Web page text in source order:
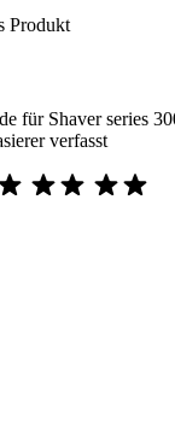
Produkt
für Shaver series
verfasst